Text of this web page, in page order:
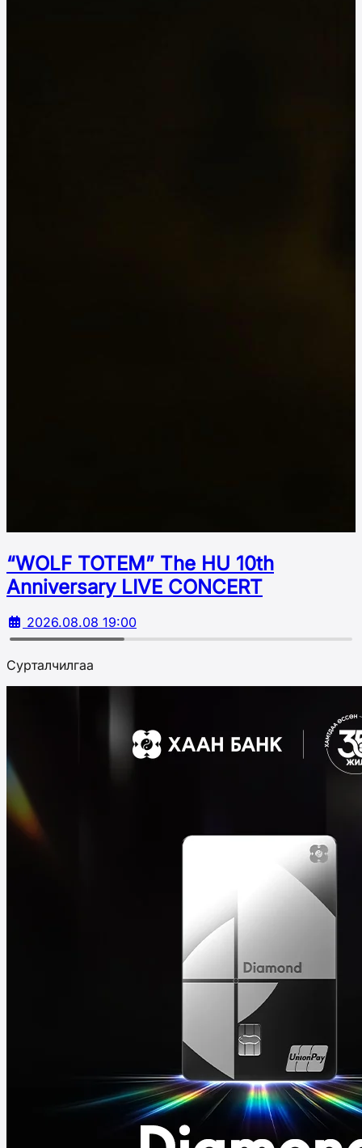
“WOLF TOTEM” The HU 10th
Аnniversary LIVE CONCERT
2026.08.08 19:00
Сурталчилгаа